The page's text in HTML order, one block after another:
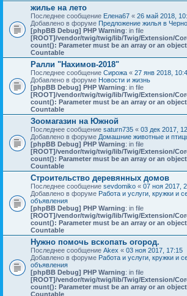
жилье на лето
Последнее сообщение Елена67 « 26 май 2018,
Добавлено в форуме Предложение жилья в
[phpBB Debug] PHP Warning: in file
[ROOT]/vendor/twig/twig/lib/Twig/Extension/
count(): Parameter must be an array or an
Countable
Ралли "Нахимов-2018"
Последнее сообщение Сирожа « 27 янв 2018,
Добавлено в форуме Новости и жизнь
[phpBB Debug] PHP Warning: in file
[ROOT]/vendor/twig/twig/lib/Twig/Extension/
count(): Parameter must be an array or an
Countable
Зоомагазин на Южной
Последнее сообщение saturn735 « 03 дек 2017,
Добавлено в форуме Домашние животные и
[phpBB Debug] PHP Warning: in file
[ROOT]/vendor/twig/twig/lib/Twig/Extension/
count(): Parameter must be an array or an
Countable
Строительство деревянных домов
Последнее сообщение sevdomiko « 07 ноя 2017,
Добавлено в форуме Работа и услуги, кружки и
объявления
[phpBB Debug] PHP Warning: in file
[ROOT]/vendor/twig/twig/lib/Twig/Extension/
count(): Parameter must be an array or an
Countable
Нужно помочь вскопать огород.
Последнее сообщение Akex « 03 ноя 2017, 17:15
Добавлено в форуме Работа и услуги, кружки и
объявления
[phpBB Debug] PHP Warning: in file
[ROOT]/vendor/twig/twig/lib/Twig/Extension/
count(): Parameter must be an array or an
Countable